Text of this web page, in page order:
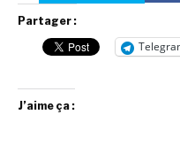
Partager :
J’aime ça :